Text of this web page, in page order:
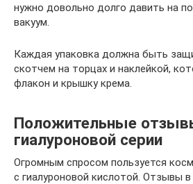
нужно довольно долго давить на
вакуум.
Каждая упаковка должна быть
скотчем на торцах и наклейкой,
флакон и крышку крема.
Положительные
гиалуроновой серии
Огромным спросом пользуется
с гиалуроновой кислотой. Отзывы